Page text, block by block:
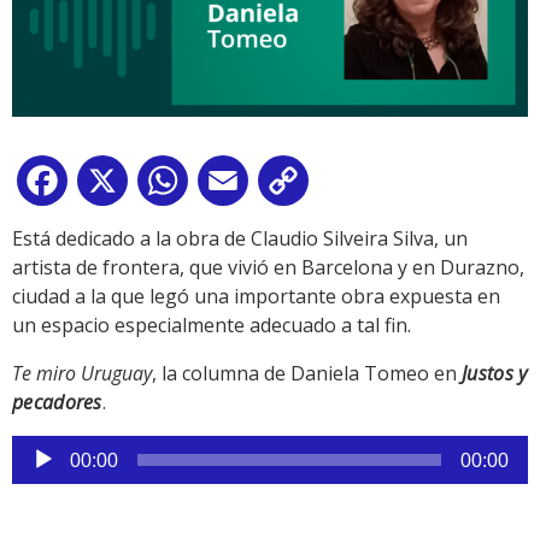
Facebook
X WhatsApp
Email
Link
Está dedicado a la obra de Claudio Silveira Silva, un
artista de frontera, que vivió en Barcelona y en Durazno,
ciudad a la que legó una importante obra expuesta en
un espacio especialmente adecuado a tal fin.
Te miro Uruguay, la columna de Daniela Tomeo en Justos y
pecadores.
Reproductor
de
00:00 00:00